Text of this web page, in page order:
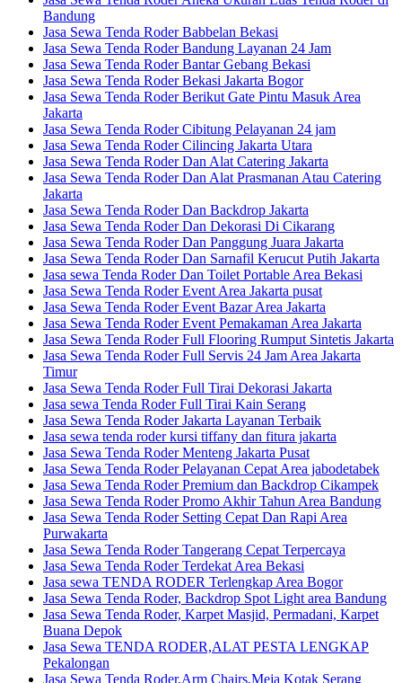
Bandung
Jasa Sewa Tenda Roder Babbelan Bekasi
Jasa Sewa Tenda Roder Bandung Layanan 24 Jam
Jasa Sewa Tenda Roder Bantar Gebang Bekasi
Jasa Sewa Tenda Roder Bekasi Jakarta Bogor
Jasa Sewa Tenda Roder Berikut Gate Pintu Masuk Area
Jakarta
Jasa Sewa Tenda Roder Cibitung Pelayanan 24 jam
Jasa Sewa Tenda Roder Cilincing Jakarta Utara
Jasa Sewa Tenda Roder Dan Alat Catering Jakarta
Jasa Sewa Tenda Roder Dan Alat Prasmanan Atau Catering
Jakarta
Jasa Sewa Tenda Roder Dan Backdrop Jakarta
Jasa Sewa Tenda Roder Dan Dekorasi Di Cikarang
Jasa Sewa Tenda Roder Dan Panggung Juara Jakarta
Jasa Sewa Tenda Roder Dan Sarnafil Kerucut Putih Jakarta
Jasa sewa Tenda Roder Dan Toilet Portable Area Bekasi
Jasa Sewa Tenda Roder Event Area Jakarta pusat
Jasa Sewa Tenda Roder Event Bazar Area Jakarta
Jasa Sewa Tenda Roder Event Pemakaman Area Jakarta
Jasa Sewa Tenda Roder Full Flooring Rumput Sintetis Jakarta
Jasa Sewa Tenda Roder Full Servis 24 Jam Area Jakarta
Timur
Jasa Sewa Tenda Roder Full Tirai Dekorasi Jakarta
Jasa sewa Tenda Roder Full Tirai Kain Serang
Jasa Sewa Tenda Roder Jakarta Layanan Terbaik
Jasa sewa tenda roder kursi tiffany dan fitura jakarta
Jasa Sewa Tenda Roder Menteng Jakarta Pusat
Jasa Sewa Tenda Roder Pelayanan Cepat Area jabodetabek
Jasa Sewa Tenda Roder Premium dan Backdrop Cikampek
Jasa Sewa Tenda Roder Promo Akhir Tahun Area Bandung
Jasa Sewa Tenda Roder Setting Cepat Dan Rapi Area
Purwakarta
Jasa Sewa Tenda Roder Tangerang Cepat Terpercaya
Jasa Sewa Tenda Roder Terdekat Area Bekasi
Jasa sewa TENDA RODER Terlengkap Area Bogor
Jasa Sewa Tenda Roder, Backdrop Spot Light area Bandung
Jasa Sewa Tenda Roder, Karpet Masjid, Permadani, Karpet
Buana Depok
Jasa Sewa TENDA RODER,ALAT PESTA LENGKAP
Pekalongan
Jasa Sewa Tenda Roder,Arm Chairs,Meja Kotak Serang